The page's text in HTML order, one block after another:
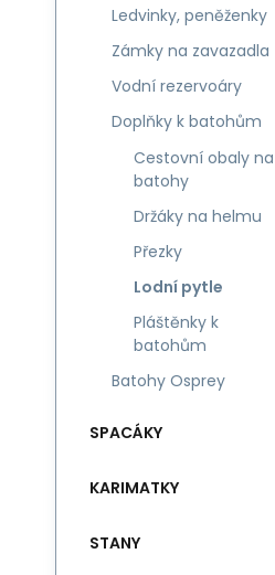
Ledvinky, peněženky
Zámky na zavazadla
Vodní rezervoáry
Doplňky k batohům
Cestovní obaly na
batohy
Držáky na helmu
Přezky
Lodní pytle
Pláštěnky k
batohům
Batohy Osprey
SPACÁKY
KARIMATKY
STANY